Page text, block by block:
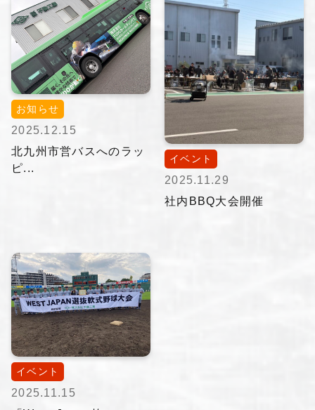
お知らせ
2025.12.15
北九州市営バスへのラッ
ピ...
イベント
2025.11.29
社内BBQ大会開催
イベント
2025.11.15